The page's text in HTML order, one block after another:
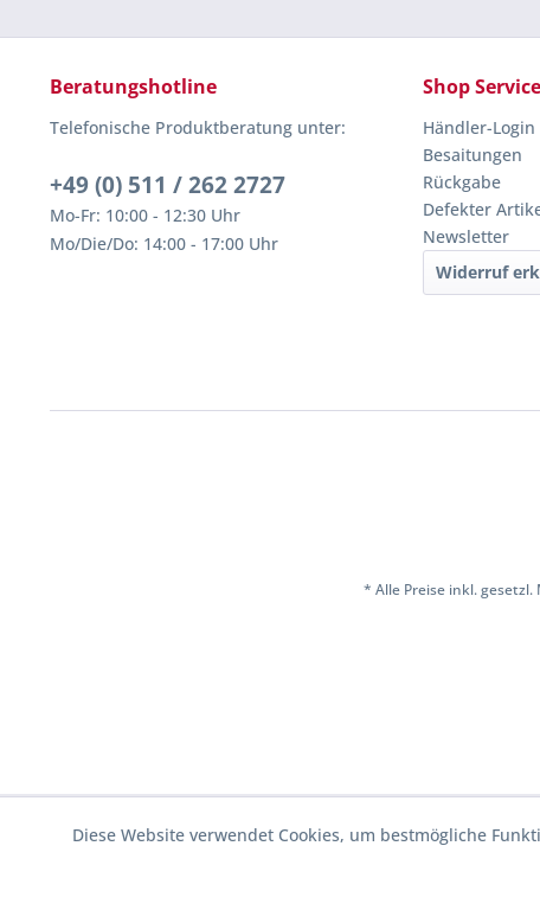
Beratungshotline
Telefonische Produktberatung unter:
+49 (0) 511 / 262 2727
Mo-Fr: 10:00 - 12:30 Uhr
Mo/Die/Do: 14:00 - 17:00 Uhr
Shop Service
Händler-Login
Besaitungen
Rückgabe
Defekter
Newsletter
Widerruf
* Alle Preise inkl.
Diese Website verwendet Cookies, um bestmögliche